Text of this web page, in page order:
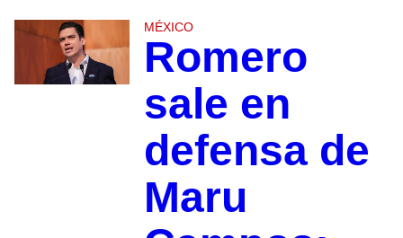
MÉXICO
Romero
sale en
defensa de
Maru